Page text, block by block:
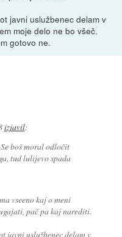
javni uslužbenec delam v
moje delo ne bo všeč.
gotovo ne.
izjavil:
boš moral odločit
tud lulijevo spada
vseeno kaj o meni
pač pa kaj narediti.
javni uslužbenec delam v